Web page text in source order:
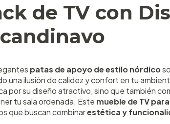
de TV con
patas de apoyo de estilo nórdico
una ilusión de calidez y confort en tu
por su diseño atractivo, sino que también
tu sala ordenada. Este mueble de TV
que buscan combinarestética y